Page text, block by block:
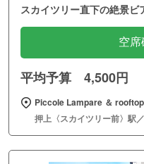
スカイツリー直下の絶景ビ
空席
平均予算 4,500円
Piccole Lampare ＆
押上〈スカイツリー前〉駅